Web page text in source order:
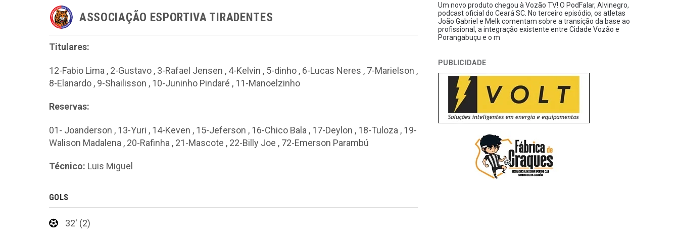
ASSOCIAÇÃO ESPORTIVA TIRADENTES
Titulares:
12-Fabio Lima , 2-Gustavo , 3-Rafael Jensen , 4-Kelvin , 5-dinho , 6-Lucas Neres , 7-Marielson ,
8-Elanardo , 9-Shailisson , 10-Juninho Pindaré , 11-Manoelzinho
Reservas:
01- Joanderson , 13-Yuri , 14-Keven , 15-Jeferson , 16-Chico Bala , 17-Deylon , 18-Tuloza , 19-
Walison Madalena , 20-Rafinha , 21-Mascote , 22-Billy Joe , 72-Emerson Parambú
Técnico: Luis Miguel
GOLS
32' (2)
Um novo produto chegou à Vozão TV! O PodFalar, Alvinegro,
podcast oficial do Ceará SC. No terceiro episódio, os atletas
João Gabriel e Melk comentam sobre a transição da base ao
profissional, a integração existente entre Cidade Vozão e
Porangabuçu e o m
PUBLICIDADE